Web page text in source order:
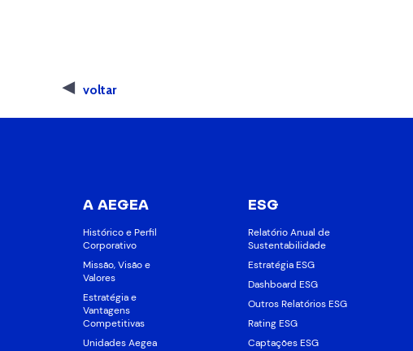
voltar
A AEGEA
Histórico e Perfil
Corporativo
Missão, Visão e
Valores
Estratégia e
Vantagens
Competitivas
Unidades Aegea
ESG
Relatório Anual de
Sustentabilidade
Estratégia ESG
Dashboard ESG
Outros Relatórios ESG
Rating ESG
Captações ESG